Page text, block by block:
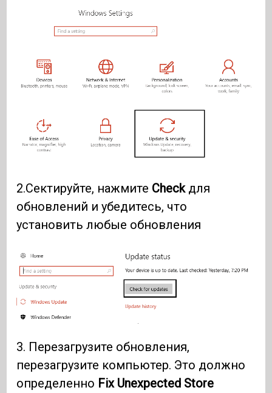
2.Сектируйте, нажмите Checkдля
обновлений и убедитесь, что
установить любые обновления
3. Перезагрузите обновления,
перезагрузите компьютер. Это должно
определенно Fix Unexpected Store